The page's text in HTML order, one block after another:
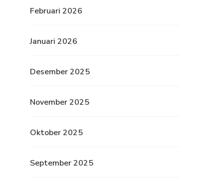
Februari 2026
Januari 2026
Desember 2025
November 2025
Oktober 2025
September 2025